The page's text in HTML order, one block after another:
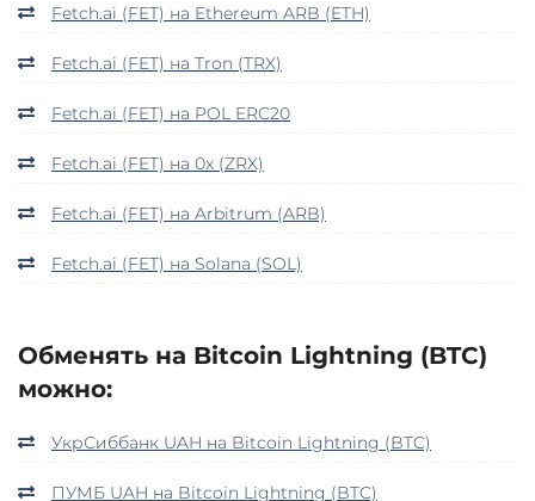
Fetch.ai (FET) на Ethereum ARB (ETH)
Fetch.ai (FET) на Tron (TRX)
Fetch.ai (FET) на POL ERC20
Fetch.ai (FET) на 0x (ZRX)
Fetch.ai (FET) на Arbitrum (ARB)
Fetch.ai (FET) на Solana (SOL)
Обменять на Bitcoin Lightning (BTC)
можно:
УкрСиббанк UAH на Bitcoin Lightning (BTC)
ПУМБ UAH на Bitcoin Lightning (BTC)